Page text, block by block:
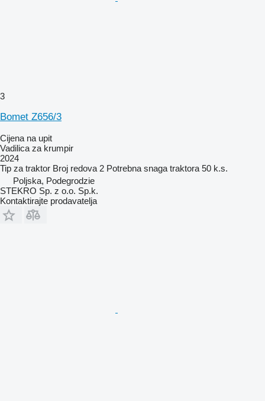
3
Bomet Z656/3
Cijena na upit
Vadilica za krumpir
2024
Tip za traktor Broj redova 2 Potrebna snaga traktora 50 k.s.
Poljska, Podegrodzie
STEKRO Sp. z o.o. Sp.k.
Kontaktirajte prodavatelja